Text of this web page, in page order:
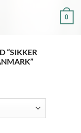
0
“SIKKER